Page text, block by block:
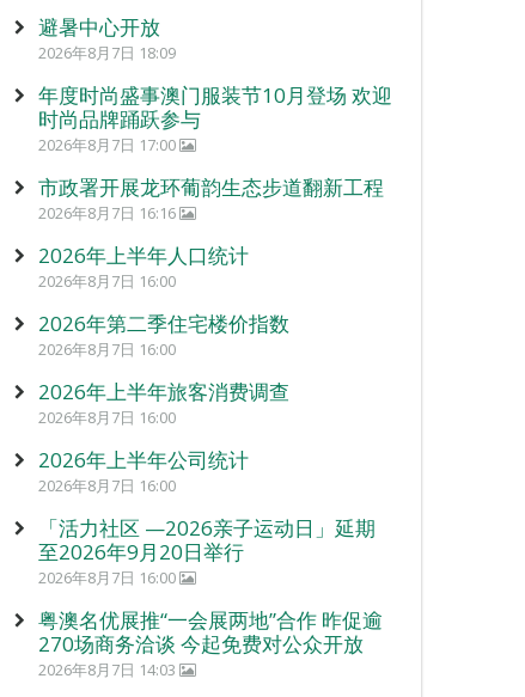
避暑中心开放
2026年8月7日 18:09
年度时尚盛事澳门服装节10月登场 欢迎
时尚品牌踊跃参与
2026年8月7日 17:00
市政署开展龙环葡韵生态步道翻新工程
2026年8月7日 16:16
2026年上半年人口统计
2026年8月7日 16:00
2026年第二季住宅楼价指数
2026年8月7日 16:00
2026年上半年旅客消费调查
2026年8月7日 16:00
2026年上半年公司统计
2026年8月7日 16:00
「活力社区 —2026亲子运动日」延期
至2026年9月20日举行
2026年8月7日 16:00
粤澳名优展推“一会展两地”合作 昨促逾
270场商务洽谈 今起免费对公众开放
2026年8月7日 14:03